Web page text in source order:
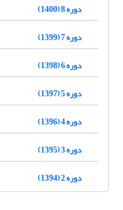
دوره 8 (1400)
دوره 7 (1399)
دوره 6 (1398)
دوره 5 (1397)
دوره 4 (1396)
دوره 3 (1395)
دوره 2 (1394)